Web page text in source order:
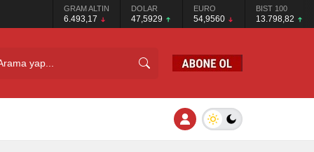
GRAM ALTIN
6.493,17
DOLAR
47,5929
EURO
54,9560
BIST 100
13.798,82